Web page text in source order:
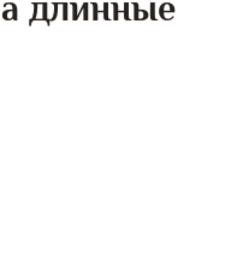
длинные